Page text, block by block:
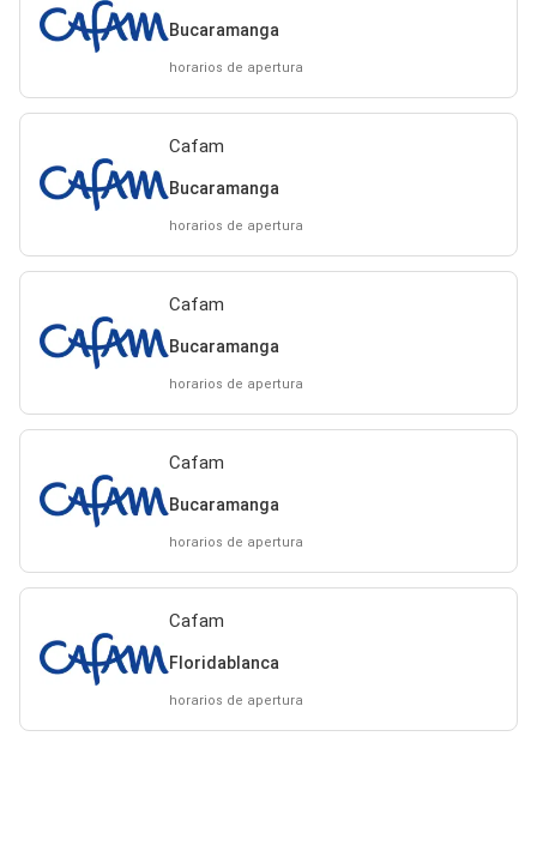
Bucaramanga
horarios de apertura
Cafam
Bucaramanga
horarios de apertura
Cafam
Bucaramanga
horarios de apertura
Cafam
Bucaramanga
horarios de apertura
Cafam
Floridablanca
horarios de apertura